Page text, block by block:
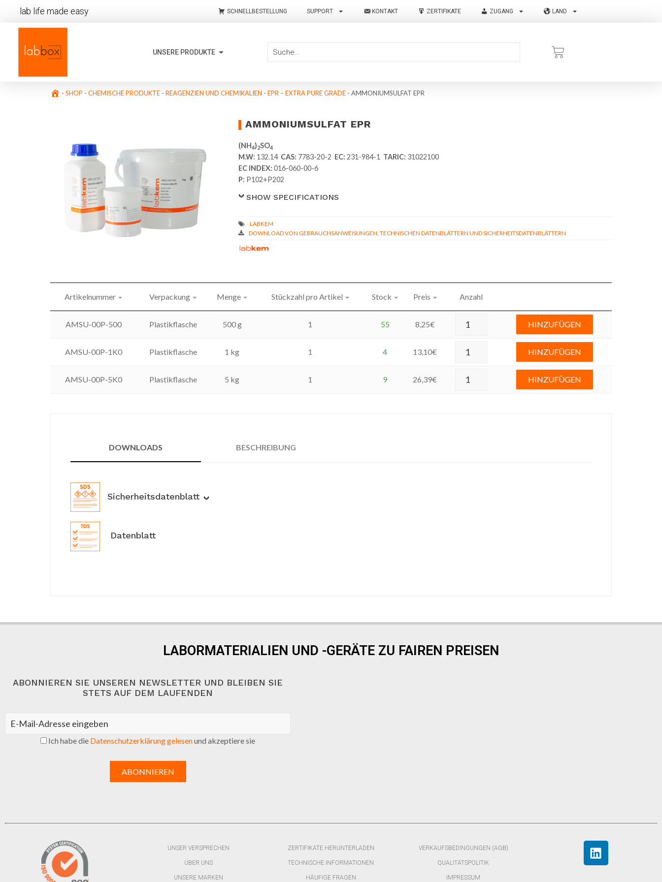
lab life made easy SCHNELLBESTELLUNG SUPPORT KONTAKT ZERTIFIKATE ZUGANG LAND
UNSERE PRODUKTE
- SHOP - CHEMISCHE PRODUKTE - REAGENZIEN UND CHEMIKALIEN - EPR – EXTRA PURE GRADE - AMMONIUMSULFAT EPR
AMMONIUMSULFAT EPR
(NH4)2SO4
M.W: 132.14 CAS: 7783-20-2 EC: 231-984-1 TARIC: 31022100
EC INDEX: 016-060-00-6
P: P102+P202
SHOW SPECIFICATIONS
DOWNLOAD VON GEBRAUCHSANWEISUNGEN, TECHNISCHEN DATENBLÄTTERN UND SICHERHEITSDATENBLÄTTERN
Artikelnummer Verpackung Menge Stückzahl pro Artikel Stock Preis Anzahl
AMSU-00P-500 Plastikflasche 500 g 1 55 8,25€ HINZUFÜGEN
AMSU-00P-1K0 Plastikflasche 1 kg 1 4 13,10€ HINZUFÜGEN
AMSU-00P-5K0 Plastikflasche 5 kg 1 9 26,39€ HINZUFÜGEN
DOWNLOADS BESCHREIBUNG
Sicherheitsdatenblatt
Datenblatt
LABORMATERIALIEN UND -GERÄTE ZU FAIREN PREISEN
ABONNIEREN SIE UNSEREN NEWSLETTER UND BLEIBEN SIE
STETS AUF DEM LAUFENDEN
Ich habe die Datenschutzerklärung gelesenund akzeptiere sie
UNSER VERSPRECHEN
ÜBER UNS
UNSERE MARKEN
ZERTIFIKATE HERUNTERLADEN
TECHNISCHE INFORMATIONEN
HÄUFIGE FRAGEN
VERKAUFSBEDINGUNGEN (AGB)
QUALITÄTSPOLITIK
IMPRESSUM